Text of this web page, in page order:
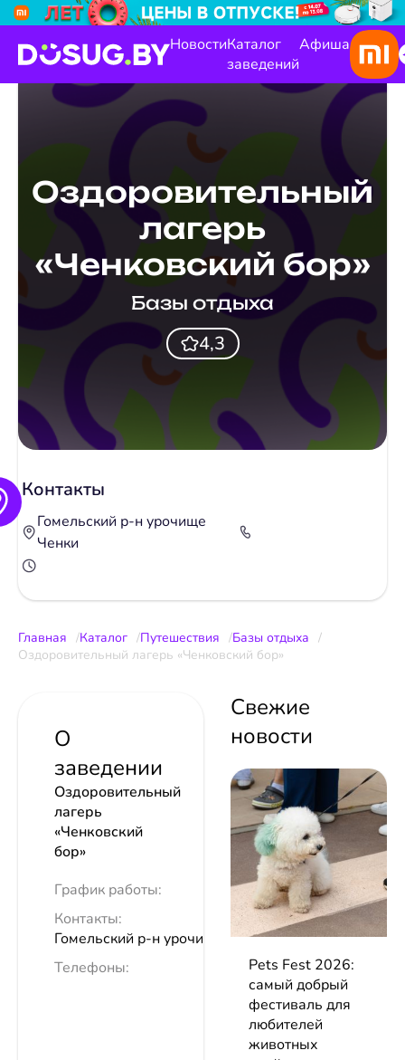
НовостиКаталог
заведений
Афиша
Оздоровительный
лагерь
«Ченковский бор»
Базы отдыха
4,3
Контакты
Гомельский р-н урочище
Ченки
Главная Каталог Путешествия
Базы отдыха
Оздоровительный лагерь «Ченковский бор»
О
заведении
Оздоровительный
лагерь
«Ченковский
бор»
График работы:
Контакты:
Гомельский р-н урочище Ченки
Телефоны:
Свежие
новости
Pets Fest 2026:
самый добрый
фестиваль для
любителей
животных